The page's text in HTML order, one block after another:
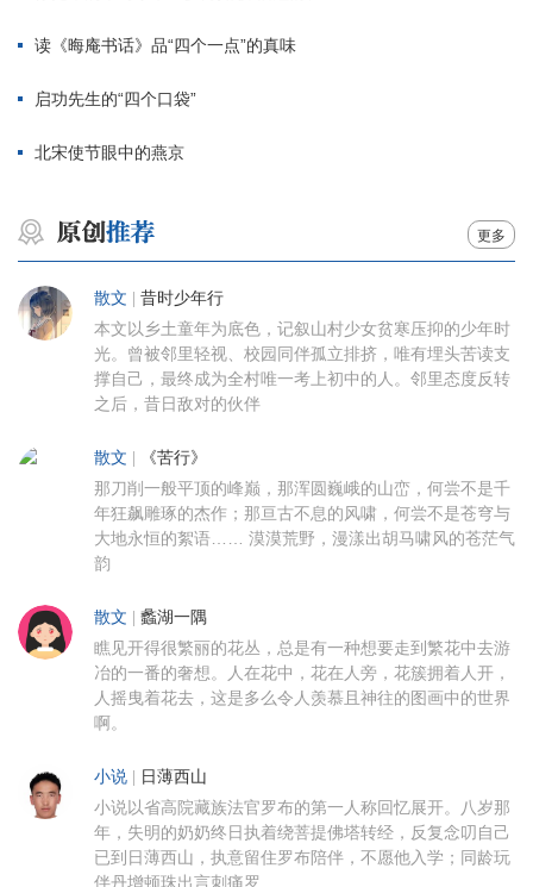
读《晦庵书话》品“四个一点”的真味
启功先生的“四个口袋”
北宋使节眼中的燕京
更多
散文 昔时少年行
本文以乡土童年为底色，记叙山村少女贫寒压抑的少年时
光。曾被邻里轻视、校园同伴孤立排挤，唯有埋头苦读支
撑自己，最终成为全村唯一考上初中的人。邻里态度反转
之后，昔日敌对的伙伴
散文 《苦行》
那刀削一般平顶的峰巅，那浑圆巍峨的山峦，何尝不是千
年狂飙雕琢的杰作；那亘古不息的风啸，何尝不是苍穹与
大地永恒的絮语…… 漠漠荒野，漫漾出胡马啸风的苍茫气
韵
散文 蠡湖一隅
瞧见开得很繁丽的花丛，总是有一种想要走到繁花中去游
冶的一番的奢想。人在花中，花在人旁，花簇拥着人开，
人摇曳着花去，这是多么令人羡慕且神往的图画中的世界
啊。
小说 日薄西山
小说以省高院藏族法官罗布的第一人称回忆展开。八岁那
年，失明的奶奶终日执着绕菩提佛塔转经，反复念叨自己
已到日薄西山，执意留住罗布陪伴，不愿他入学；同龄玩
伴丹增顿珠出言刺痛罗